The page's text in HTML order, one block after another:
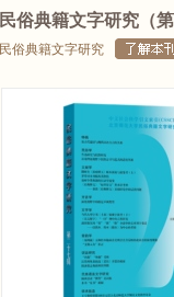
民俗典籍文字研究（
民俗典籍文字研究